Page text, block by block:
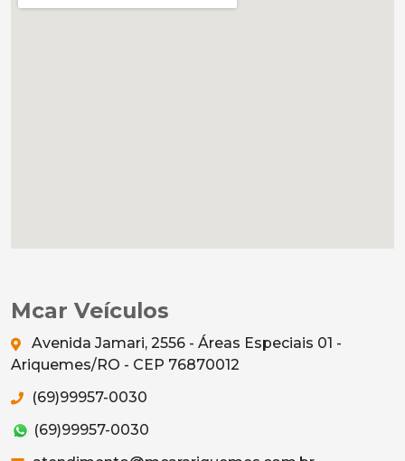
Mcar Veículos
Avenida Jamari, 2556 - Áreas Especiais 01 -
Ariquemes/RO - CEP 76870012
(69)99957-0030
(69)99957-0030